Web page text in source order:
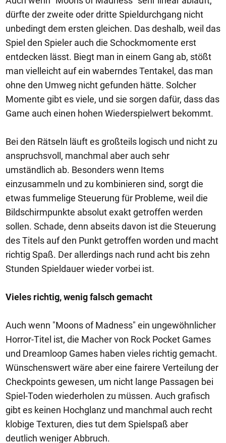
dürfte der zweite oder dritte Spieldurchgang nicht
unbedingt dem ersten gleichen. Das deshalb, weil das
Spiel den Spieler auch die Schockmomente erst
entdecken lässt. Biegt man in einem Gang ab, stößt
man vielleicht auf ein waberndes Tentakel, das man
ohne den Umweg nicht gefunden hätte. Solcher
Momente gibt es viele, und sie sorgen dafür, dass das
Game auch einen hohen Wiederspielwert bekommt.
Bei den Rätseln läuft es großteils logisch und nicht zu
anspruchsvoll, manchmal aber auch sehr
umständlich ab. Besonders wenn Items
einzusammeln und zu kombinieren sind, sorgt die
etwas fummelige Steuerung für Probleme, weil die
Bildschirmpunkte absolut exakt getroffen werden
sollen. Schade, denn abseits davon ist die Steuerung
des Titels auf den Punkt getroffen worden und macht
richtig Spaß. Der allerdings nach rund acht bis zehn
Stunden Spieldauer wieder vorbei ist.
Vieles richtig, wenig falsch gemacht
Auch wenn "Moons of Madness" ein ungewöhnlicher
Horror-Titel ist, die Macher von Rock Pocket Games
und Dreamloop Games haben vieles richtig gemacht.
Wünschenswert wäre aber eine fairere Verteilung der
Checkpoints gewesen, um nicht lange Passagen bei
Spiel-Toden wiederholen zu müssen. Auch grafisch
gibt es keinen Hochglanz und manchmal auch recht
klobige Texturen, dies tut dem Spielspaß aber
deutlich weniger Abbruch.